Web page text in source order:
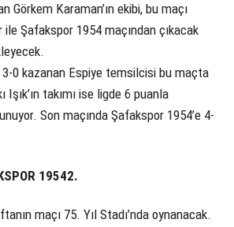
Görkem Karaman’ın ekibi, bu maçı
Şafakspor 1954 maçından çıkacak
3-0 kazanan Espiye temsilcisi bu maçta
Işık’ın takımı ise ligde 6 puanla
Son maçında Şafakspor 1954’e 4-
19542.
maçı 75. Yıl Stadı’nda oynanacak.